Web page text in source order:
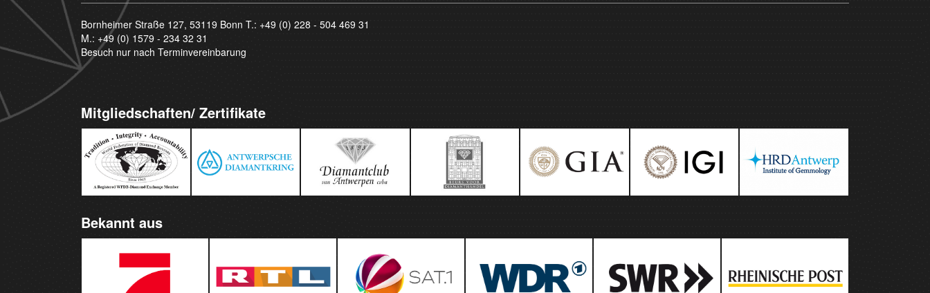
Bornheimer Straße 127, 53119 Bonn T.: +49 (0) 228 - 504 469 31
M.: +49 (0) 1579 - 234 32 31
Besuch nur nach Terminvereinbarung
Mitgliedschaften/ Zertifikate
Bekannt aus